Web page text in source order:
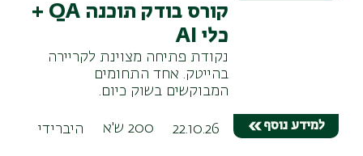
קורס בודק תוכנה QA +
כלי AI
נקודת פתיחה מצוינת לקריירה
בהייטק. אחד התחומים
המבוקשים בשוק כיום.
22.10.26 200 ש'א היברידי למידע נוסף